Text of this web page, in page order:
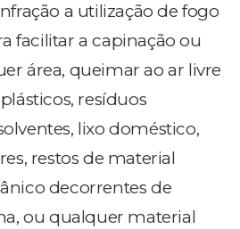
a utilização de fogo
facilitar a capinação ou
área, queimar ao ar livre
resíduos
lixo doméstico,
restos de material
decorrentes de
ou qualquer material